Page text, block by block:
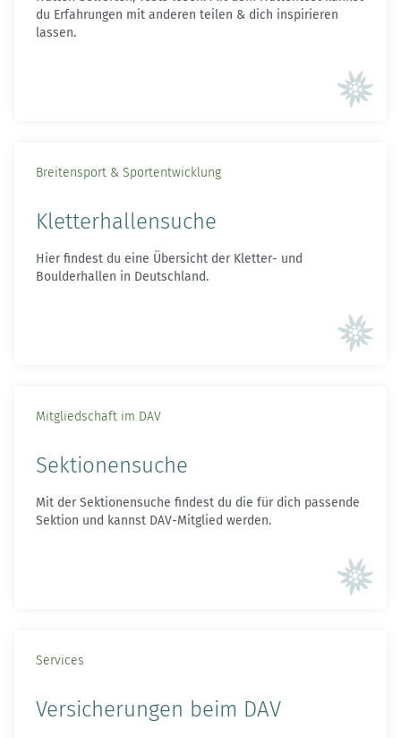
du Erfahrungen mit anderen teilen & dich inspirieren
lassen.
Breitensport & Sportentwicklung
Kletterhallensuche
Hier findest du eine Übersicht der Kletter- und
Boulderhallen in Deutschland.
Mitgliedschaft im DAV
Sektionensuche
Mit der Sektionensuche findest du die für dich passende
Sektion und kannst DAV-Mitglied werden.
Services
Versicherungen beim DAV